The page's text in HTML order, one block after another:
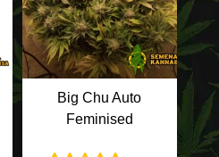
Big Chu Auto
Feminised